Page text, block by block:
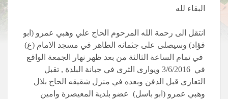
البقاء لله
انتقل الى رحمة الله المرحوم الحاج علي وهبي عمرو (ابو
فؤاد) وسيصلى على جثمانه الطاهر في مسجد الامام (ع)
في تمام الساعة الثالثة من بعد ظهر نهار الجمعة الواقع
في 3/6/2016 ويوارى الثرى في جبانة البلدة , تقبل
التعازي قبل الدفن وبعده في منزل شقيقه الحاج بلال
وهبي عمرو (ابو باسل) عضو بلدية المعيصرة وامين